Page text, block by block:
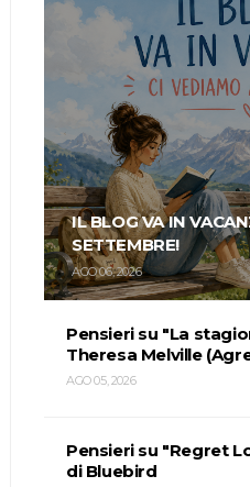
IL BLOG VA IN
SETTEMBRE!
AGO 06, 2026
Pensieri su "La
Theresa Melville
AGO 05, 2026
Pensieri su "Regret
di Bluebird